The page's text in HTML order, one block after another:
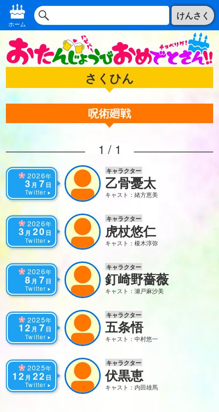
ホーム
けんさく
さくひん
呪術廻戦
1 / 1
2026年
3 月 7 日
Twitter
キャラクター
乙骨憂太
キャスト：緒方恵美
2026年
3 月 20 日
Twitter
キャラクター
虎杖悠仁
キャスト：榎木淳弥
2026年
8 月 7 日
Twitter
キャラクター
釘崎野薔薇
キャスト：瀬戸麻沙美
2025年
12 月 7 日
Twitter
キャラクター
五条悟
キャスト：中村悠一
2025年
12 月 22 日
Twitter
キャラクター
伏黒恵
キャスト：内田雄馬